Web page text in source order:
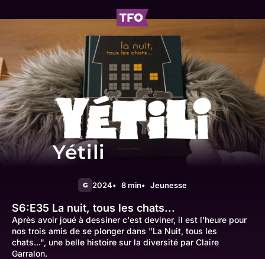
Yétili
G 2024 8 min Jeunesse
S6:E35 La nuit, tous les chats...
Après avoir joué à dessiner c'est deviner, il est l'heure pour
nos trois amis de se plonger dans "La Nuit, tous les
chats...", une belle histoire sur la diversité par Claire
Garralon.